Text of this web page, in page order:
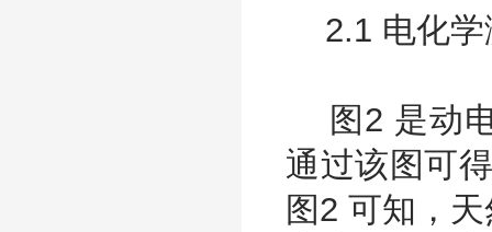
2.1 电化学
图2 是动电
通过该图可
图2 可知，